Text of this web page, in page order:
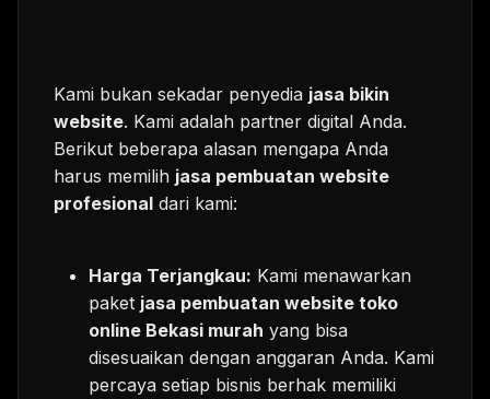
Kami bukan sekadar penyedia jasa bikin
website. Kami adalah partner digital Anda.
Berikut beberapa alasan mengapa Anda
harus memilih jasa pembuatan website
profesional dari kami:
Harga Terjangkau: Kami menawarkan
paket jasa pembuatan website toko
online Bekasi murah yang bisa
disesuaikan dengan anggaran Anda. Kami
percaya setiap bisnis berhak memiliki